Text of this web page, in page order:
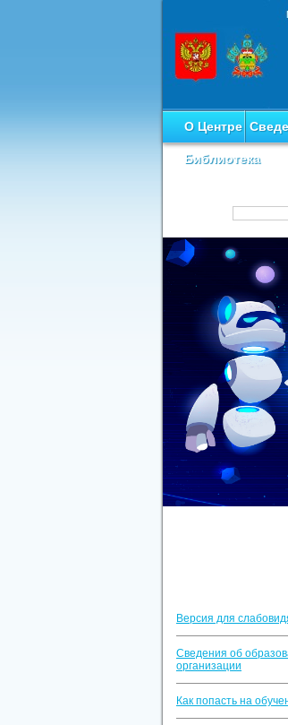
О Центре
Библиотека
Версия для
Сведения об
организации
Как попасть на